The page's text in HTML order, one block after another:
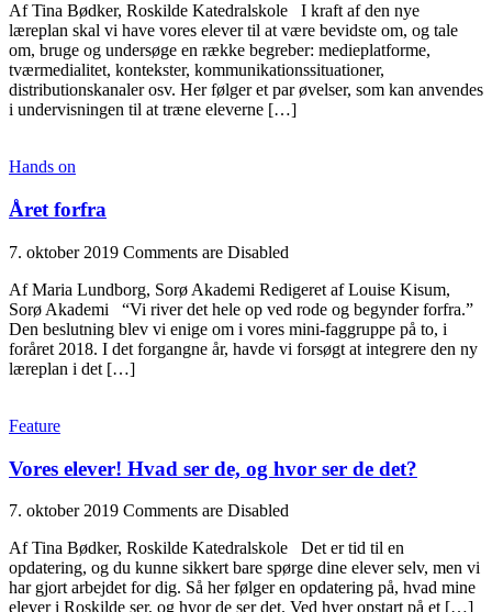
Af Tina Bødker, Roskilde Katedralskole I kraft af den nye
læreplan skal vi have vores elever til at være bevidste om, og tale
om, bruge og undersøge en række begreber: medieplatforme,
tværmedialitet, kontekster, kommunikationssituationer,
distributionskanaler osv. Her følger et par øvelser, som kan anvendes
i undervisningen til at træne eleverne […]
Hands on
Året forfra
7. oktober 2019 Comments are Disabled
Af Maria Lundborg, Sorø Akademi Redigeret af Louise Kisum,
Sorø Akademi “Vi river det hele op ved rode og begynder forfra.”
Den beslutning blev vi enige om i vores mini-faggruppe på to, i
foråret 2018. I det forgangne år, havde vi forsøgt at integrere den ny
læreplan i det […]
Feature
Vores elever! Hvad ser de, og hvor ser de det?
7. oktober 2019 Comments are Disabled
Af Tina Bødker, Roskilde Katedralskole Det er tid til en
opdatering, og du kunne sikkert bare spørge dine elever selv, men vi
har gjort arbejdet for dig. Så her følger en opdatering på, hvad mine
elever i Roskilde ser, og hvor de ser det. Ved hver opstart på et […]